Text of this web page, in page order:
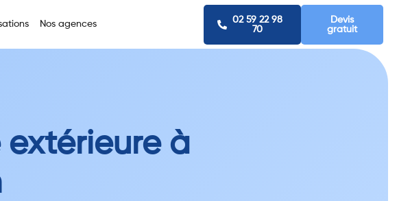
Nos agences
02 59 22 98
70
Devis
gratuit
à